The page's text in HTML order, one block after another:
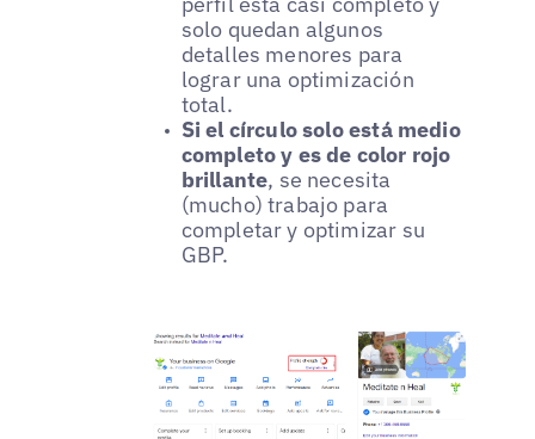
solo quedan algunos
detalles menores para
lograr una optimización
total.
Si el círculo solo está medio
completo y es de color rojo
brillante, se necesita
(mucho) trabajo para
completar y optimizar su
GBP.